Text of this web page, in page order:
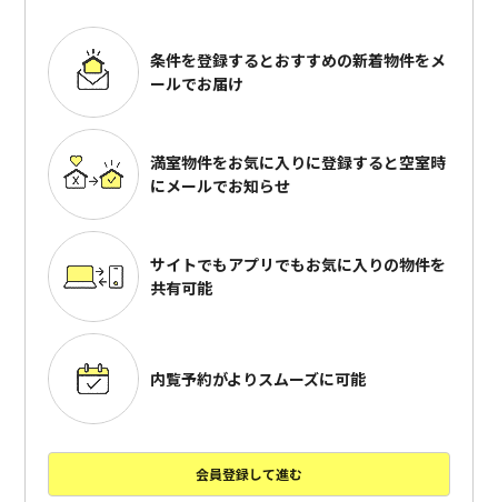
条件を登録するとおすすめの新着物件をメ
ールでお届け
満室物件をお気に入りに登録すると空室時
にメールでお知らせ
サイトでもアプリでもお気に入りの物件を
共有可能
内覧予約がよりスムーズに可能
会員登録して進む